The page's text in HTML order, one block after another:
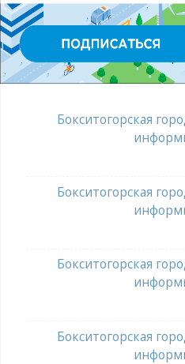
Бокситогорская
Бокситогорская
Бокситогорская
Бокситогорская